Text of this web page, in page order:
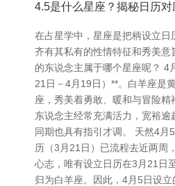
4.5是什么星座？揭秘日历对
在占星学中，星座是把柄设立日
齐有其私有的性情特征和秀美意
的东说念主属于哪个星座呢？ 4
21日－4月19日）**。白羊座是
座，秀美着勇敢、暖和与冒险精
东说念主经常充满活力，宽裕逾
同期也具有指引才调。 天然4月
历（3月21日）已流程去近两周
心志，唯有设立日历在3月21日
归为白羊座。因此，4月5日设立